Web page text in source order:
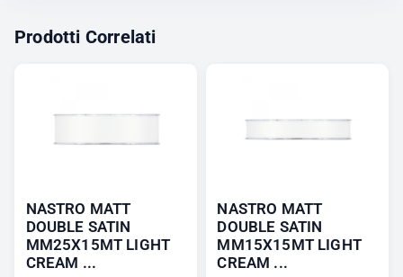
Prodotti Correlati
NASTRO MATT
DOUBLE SATIN
MM25X15MT LIGHT
CREAM ...
NASTRO MATT
DOUBLE SATIN
MM15X15MT LIGHT
CREAM ...